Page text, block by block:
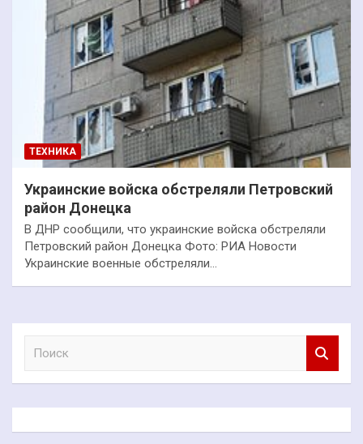
ТЕХНИКА
Украинские войска обстреляли Петровский
район Донецка
В ДНР сообщили, что украинские войска обстреляли
Петровский район Донецка Фото: РИА Новости
Украинские военные обстреляли…
к